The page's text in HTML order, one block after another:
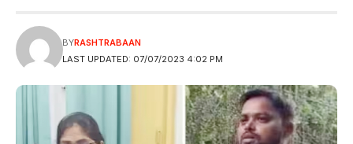
LAST UPDATED: 07/07/2023 4:02 PM
BYRASHTRABAAN